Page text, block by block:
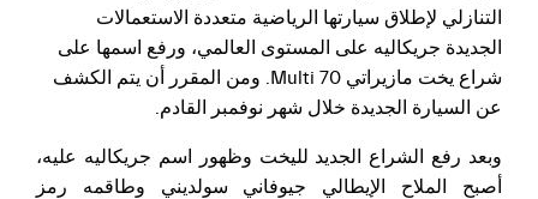
التنازلي لإطلاق سيارتها الرياضية متعددة الاستعمالات
الجديدة جريكاليه على المستوى العالمي، ورفع اسمها على
شراع يخت مازيراتي Multi 70. ومن المقرر أن يتم الكشف
عن السيارة الجديدة خلال شهر نوفمبر القادم.
وبعد رفع الشراع الجديد لليخت وظهور اسم جريكاليه عليه،
أصبح الملاح الإيطالي جيوفاني سولديني وطاقمه رمز